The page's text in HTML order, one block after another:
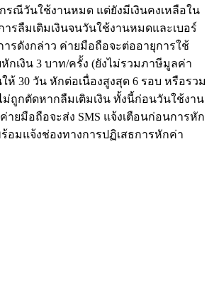
รณีวันใช้งานหมด แต่ยังมีเงินคงเหลือใน
รลืมเติมเงินจนวันใช้งานหมดและเบอร์
ารดังกล่าว ค่ายมือถือจะต่ออายุการใช้
กเงิน 3 บาท/ครั้ง (ยังไม่รวมภาษีมูลค่า
ห้ 30 วัน หักต่อเนื่องสูงสุด 6 รอบ หรือรวม
ม่ถูกตัดหากลืมเติมเงิน ทั้งนี้ก่อนวันใช้งาน
ายมือถือจะส่ง SMS แจ้งเตือนก่อนการหัก
อมแจ้งช่องทางการปฏิเสธการหักค่า